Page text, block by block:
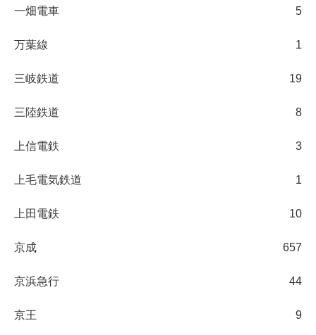
一畑電車 5
万葉線 1
三岐鉄道 19
三陸鉄道 8
上信電鉄 3
上毛電気鉄道 1
上田電鉄 10
京成 657
京浜急行 44
京王 9